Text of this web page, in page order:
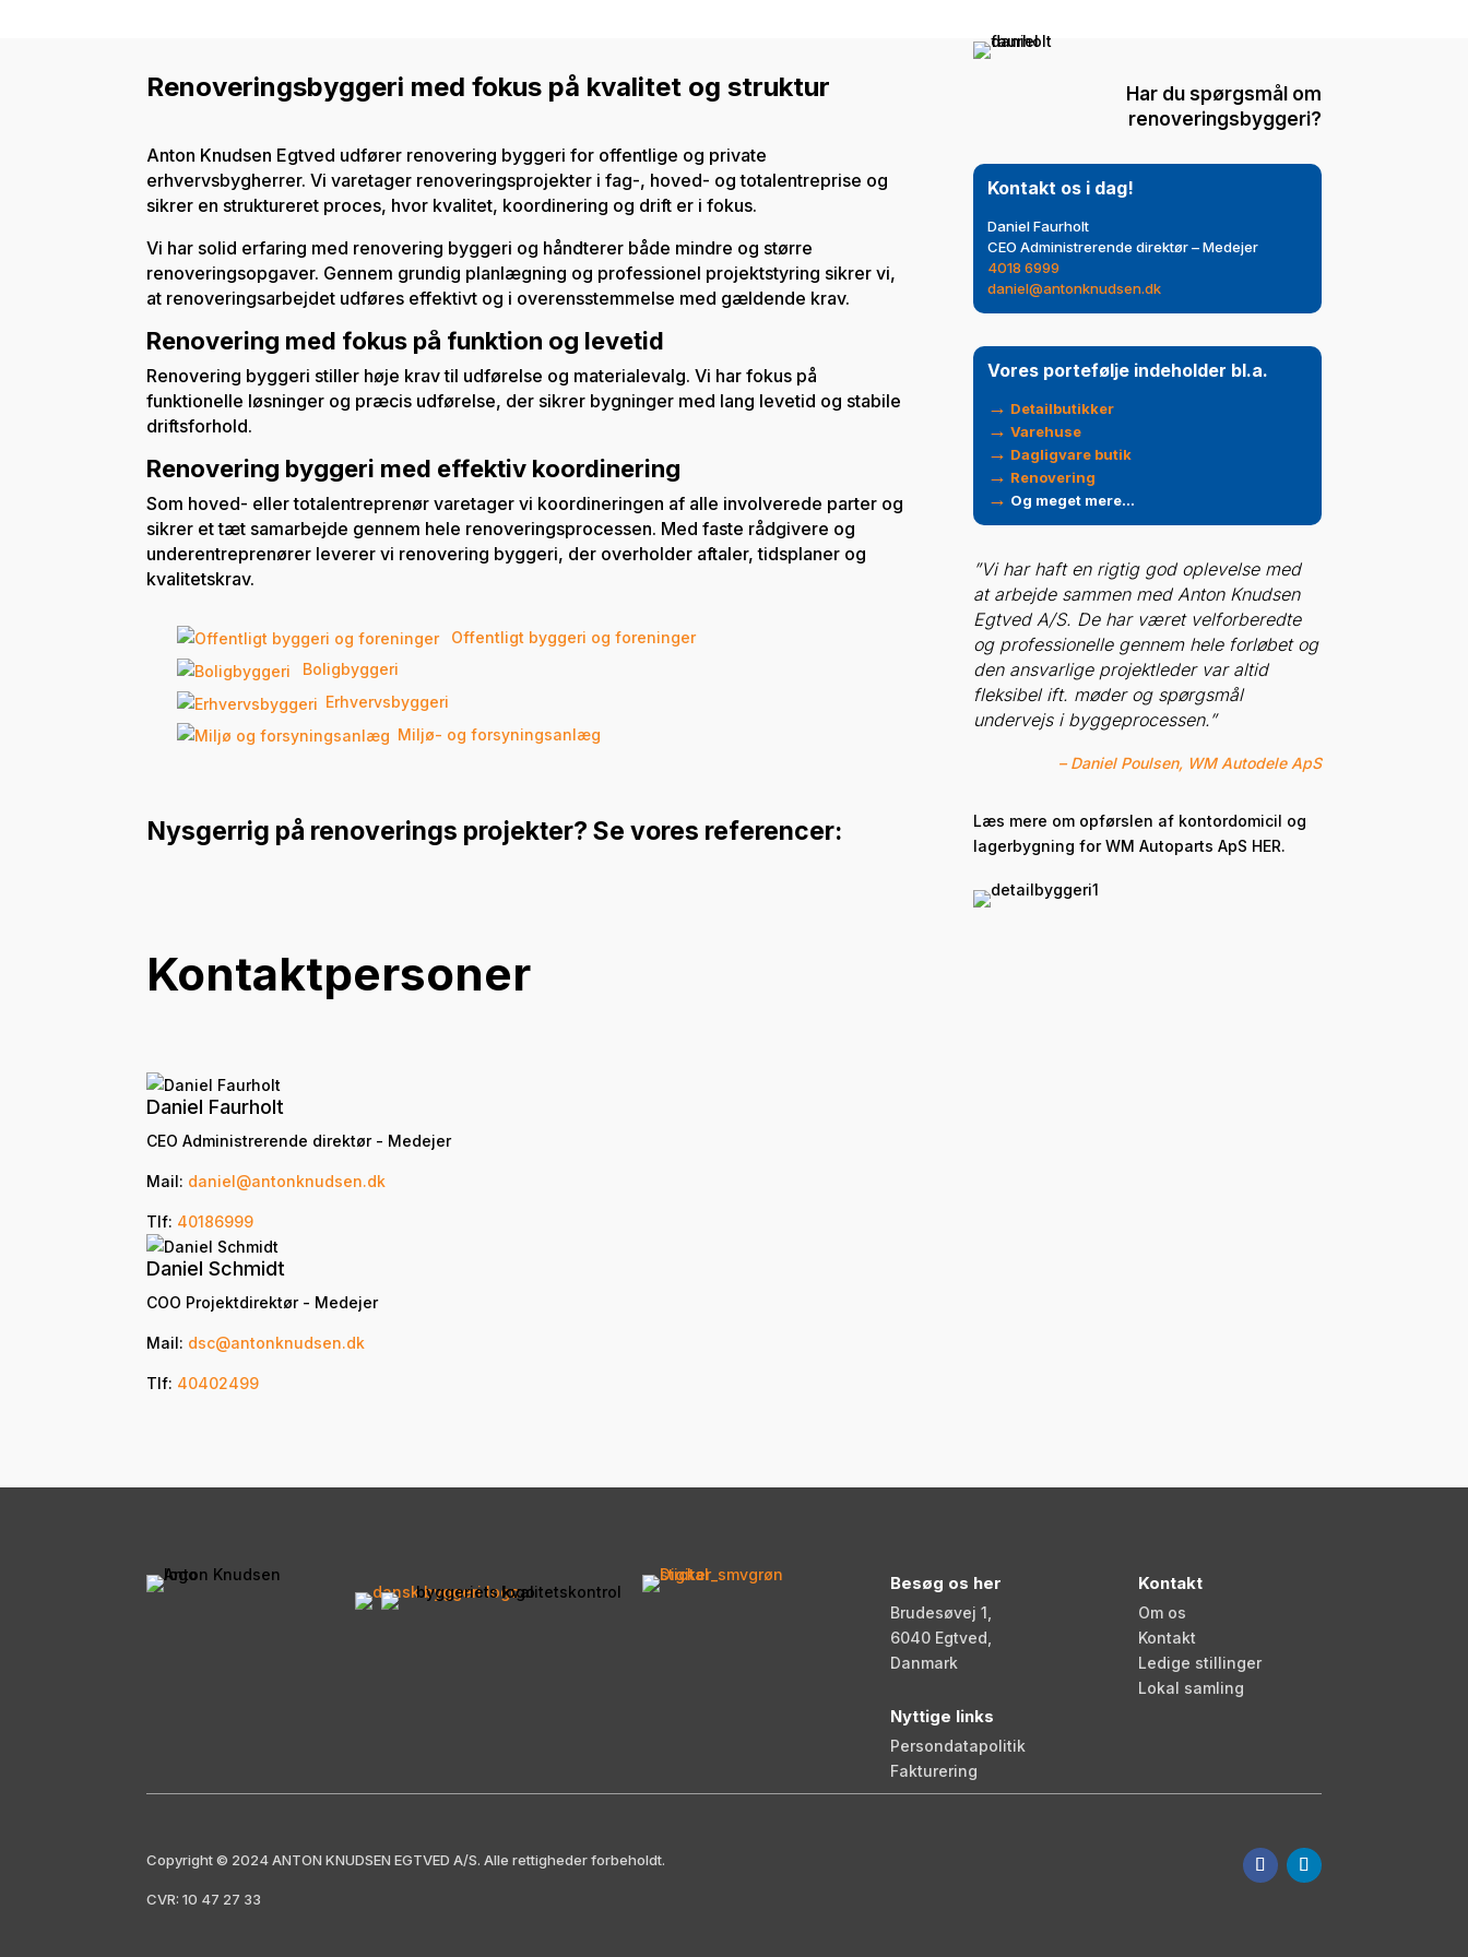
Renoveringsbyggeri med fokus på kvalitet og struktur
Anton Knudsen Egtved udfører renovering byggeri for offentlige og private
erhvervsbygherrer. Vi varetager renoveringsprojekter i fag-, hoved- og totalentreprise og
sikrer en struktureret proces, hvor kvalitet, koordinering og drift er i fokus.
Vi har solid erfaring med renovering byggeri og håndterer både mindre og større
renoveringsopgaver. Gennem grundig planlægning og professionel projektstyring sikrer vi,
at renoveringsarbejdet udføres effektivt og i overensstemmelse med gældende krav.
Renovering med fokus på funktion og levetid
Renovering byggeri stiller høje krav til udførelse og materialevalg. Vi har fokus på
funktionelle løsninger og præcis udførelse, der sikrer bygninger med lang levetid og stabile
driftsforhold.
Renovering byggeri med effektiv koordinering
Som hoved- eller totalentreprenør varetager vi koordineringen af alle involverede parter og
sikrer et tæt samarbejde gennem hele renoveringsprocessen. Med faste rådgivere og
underentreprenører leverer vi renovering byggeri, der overholder aftaler, tidsplaner og
kvalitetskrav.
Offentligt byggeri og foreninger
Boligbyggeri
Erhvervsbyggeri
Miljø- og forsyningsanlæg
Nysgerrig på renoverings projekter? Se vores referencer:
Kontaktpersoner
Daniel Faurholt
CEO Administrerende direktør - Medejer
Mail: daniel@antonknudsen.dk
Tlf: 40186999
Daniel Schmidt
COO Projektdirektør - Medejer
Mail: dsc@antonknudsen.dk
Tlf: 40402499
Har du spørgsmål om
renoveringsbyggeri?
Kontakt os i dag!
Daniel Faurholt
CEO Administrerende direktør – Medejer
4018 6999
daniel@antonknudsen.dk
Vores portefølje indeholder bl.a.
→ Detailbutikker
→ Varehuse
→ Dagligvare butik
→ Renovering
→ Og meget mere…
”Vi har haft en rigtig god oplevelse med
at arbejde sammen med Anton Knudsen
Egtved A/S. De har været velforberedte
og professionelle gennem hele forløbet og
den ansvarlige projektleder var altid
fleksibel ift. møder og spørgsmål
undervejs i byggeprocessen.”
– Daniel Poulsen, WM Autodele ApS
Læs mere om opførslen af kontordomicil og
lagerbygning for WM Autoparts ApS HER.
Besøg os her
Brudesøvej 1,
6040 Egtved,
Danmark
Nyttige links
Persondatapolitik
Fakturering
Kontakt
Om os
Kontakt
Ledige stillinger
Lokal samling
Copyright © 2024 ANTON KNUDSEN EGTVED A/S. Alle rettigheder forbeholdt.
CVR: 10 47 27 33